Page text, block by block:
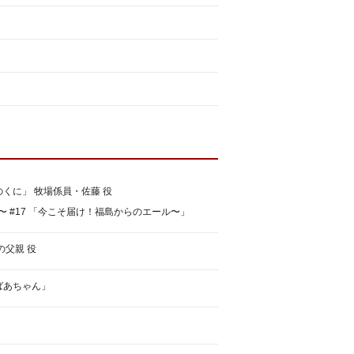
に」 牧場係員・佐藤 役
#17 「今こそ届け！福島からのエール〜」
父親 役
ちゃん」